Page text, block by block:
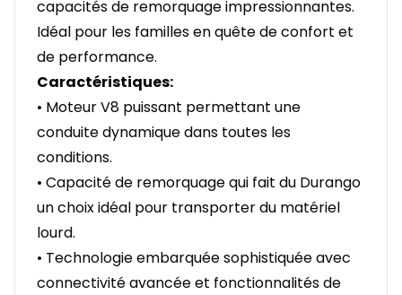
capacités de remorquage impressionnantes.
Idéal pour les familles en quête de confort et
de performance.
Caractéristiques:
• Moteur V8 puissant permettant une
conduite dynamique dans toutes les
conditions.
• Capacité de remorquage qui fait du Durango
un choix idéal pour transporter du matériel
lourd.
• Technologie embarquée sophistiquée avec
connectivité avancée et fonctionnalités de